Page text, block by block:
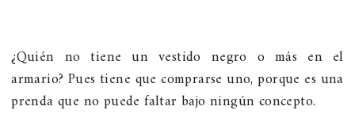
¿Quién no tiene un vestido negro o más en el
armario? Pues tiene que comprarse uno, porque es una
prenda que no puede faltar bajo ningún concepto.